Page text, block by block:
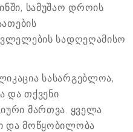
სამუშაო დროის
სადღეღამისო
სასარგებლოა,
და თქვენი
მართვა. ყველა
და მოწყობილობა